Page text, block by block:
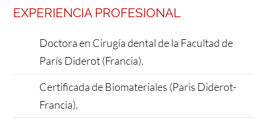
EXPERIENCIA PROFESIONAL
Doctora en Cirugía dental de la Facultad de
París Diderot (Francia).
Certificada de Biomateriales (Paris Diderot-
Francia).